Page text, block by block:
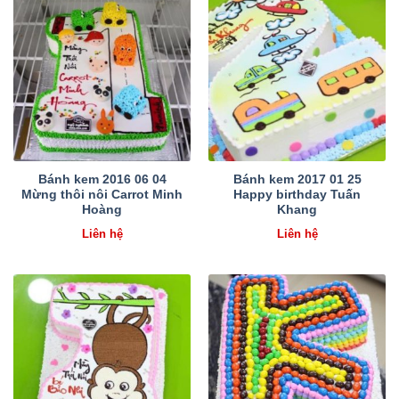
Bánh kem 2016 06 04
Mừng thôi nôi Carrot Minh
Hoàng
Liên hệ
Bánh kem 2017 01 25
Happy birthday Tuấn
Khang
Liên hệ